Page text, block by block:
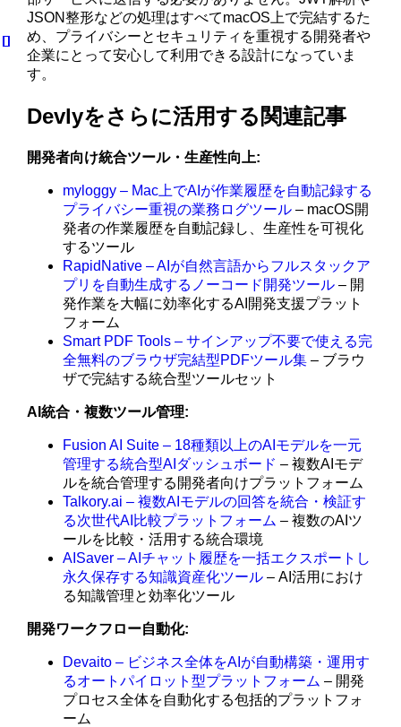
JSON整形などの処理はすべてmacOS上で完結するた
め、プライバシーとセキュリティを重視する開発者や
企業にとって安心して利用できる設計になっていま
す。
Devlyをさらに活用する関連記事
開発者向け統合ツール・生産性向上:
myloggy – Mac上でAIが作業履歴を自動記録する
プライバシー重視の業務ログツール – macOS開
発者の作業履歴を自動記録し、生産性を可視化
するツール
RapidNative – AIが自然言語からフルスタックア
プリを自動生成するノーコード開発ツール – 開
発作業を大幅に効率化するAI開発支援プラット
フォーム
Smart PDF Tools – サインアップ不要で使える完
全無料のブラウザ完結型PDFツール集 – ブラウ
ザで完結する統合型ツールセット
AI統合・複数ツール管理:
Fusion AI Suite – 18種類以上のAIモデルを一元
管理する統合型AIダッシュボード – 複数AIモデ
ルを統合管理する開発者向けプラットフォーム
Talkory.ai – 複数AIモデルの回答を統合・検証す
る次世代AI比較プラットフォーム – 複数のAIツ
ールを比較・活用する統合環境
AISaver – AIチャット履歴を一括エクスポートし
永久保存する知識資産化ツール – AI活用におけ
る知識管理と効率化ツール
開発ワークフロー自動化:
Devaito – ビジネス全体をAIが自動構築・運用す
るオートパイロット型プラットフォーム – 開発
プロセス全体を自動化する包括的プラットフォ
ーム